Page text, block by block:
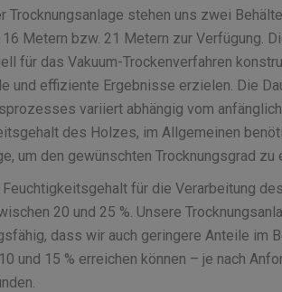
Trocknungsanlage stehen uns zwei
16 Metern bzw. 21 Metern zur Verfügung.
für das Vakuum-Trockenverfahren
und effiziente Ergebnisse erzielen. Die
variiert abhängig vom
des Holzes, im Allgemeinen
um den gewünschten Trocknungsgrad zu
Feuchtigkeitsgehalt für die Verarbeitung
20 und 25 %. Unsere
dass wir auch geringere Anteile im
und 15 % erreichen können – je nach